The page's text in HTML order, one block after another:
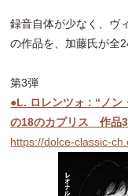
録音自体が少なく、ヴ
の作品を、加藤氏が全
第3弾
●L. ロレンツォ : “ノン
の18のカプリス 作品
https://dolce-classic-